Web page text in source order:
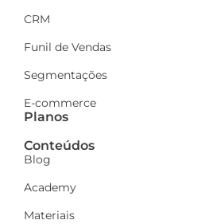
CRM
Funil de Vendas
Segmentações
E-commerce
Planos
Conteúdos
Blog
Academy
Materiais